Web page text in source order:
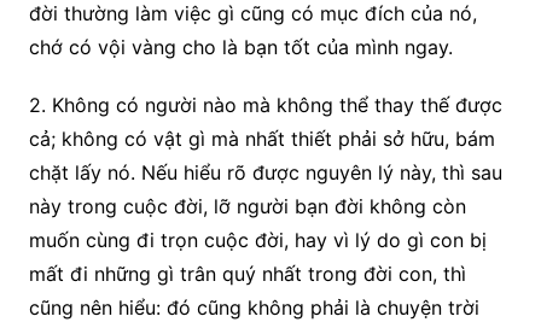
đời thường làm việc gì cũng có mục đích của nó,
chớ có vội vàng cho là bạn tốt của mình ngay.
2. Không có người nào mà không thể thay thế được
cả; không có vật gì mà nhất thiết phải sở hữu, bám
chặt lấy nó. Nếu hiểu rõ được nguyên lý này, thì sau
này trong cuộc đời, lỡ người bạn đời không còn
muốn cùng đi trọn cuộc đời, hay vì lý do gì con bị
mất đi những gì trân quý nhất trong đời con, thì
cũng nên hiểu: đó cũng không phải là chuyện trời